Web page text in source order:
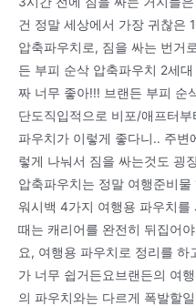
건 정말 세상에서 가장 귀찮은
압축파우치로, 짐을 싸는 번거
든 부피 순삭 압축파우치 2세
짜 너무 좋아!!! 브랜든 부피 순
단도직입적으로 비포/애프터
파우치가 이렇게 좋다니.. 주변
렇게 나눠서 짐을 싸는것도 굉
압축파우치는 정말 여행준비
워시백 4가지 여행용 파우치를
때는 캐리어를 완전히 뒤집어
요, 여행용 파우치로 정리를
가 너무 쉽거든요브랜든의 여
의 파우치와는 다르게 폭발할